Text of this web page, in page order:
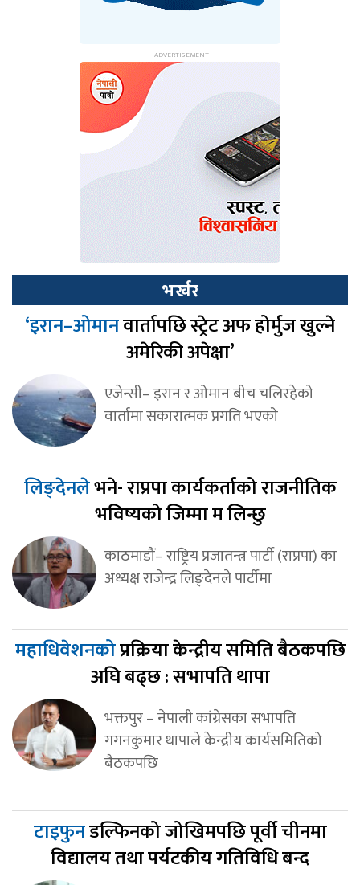
भर्खर
‘इरान–ओमानवार्तापछि स्ट्रेट अफ होर्मुज खुल्ने
अमेरिकी अपेक्षा’
एजेन्सी– इरान र ओमान बीच चलिरहेको
वार्तामा सकारात्मक प्रगति भएको
लिङ्देनलेभने- राप्रपा कार्यकर्ताको राजनीतिक
भविष्यको जिम्मा म लिन्छु
काठमाडौं– राष्ट्रिय प्रजातन्त्र पार्टी (राप्रपा) का
अध्यक्ष राजेन्द्र लिङ्देनले पार्टीमा
महाधिवेशनकोप्रक्रिया केन्द्रीय समिति बैठकपछि
अघि बढ्छ : सभापति थापा
भक्तपुर – नेपाली कांग्रेसका सभापति
गगनकुमार थापाले केन्द्रीय कार्यसमितिको
बैठकपछि
टाइफुनडल्फिनको जोखिमपछि पूर्वी चीनमा
विद्यालय तथा पर्यटकीय गतिविधि बन्द